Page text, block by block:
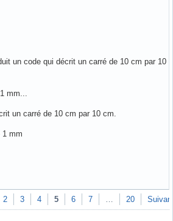
un code qui décrit un carré de 10 cm par 10
mm...
un carré de 10 cm par 10 cm.
1 mm
2 3 4 5 6 7 20